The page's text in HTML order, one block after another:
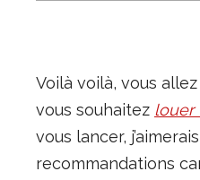
Voilà voilà, vous allez
vous souhaitez louer
vous lancer,
recommandations